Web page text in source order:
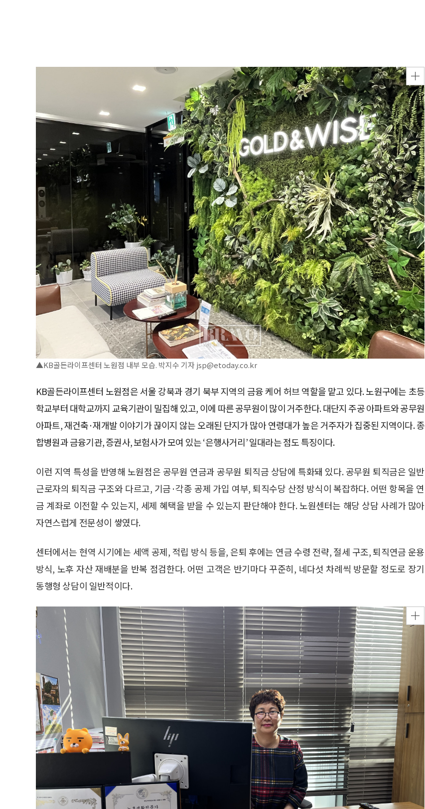
▲KB골든라이프센터 노원점 내부 모습. 박지수 기자 jsp@etoday.co.kr
KB골든라이프센터 노원점은 서울 강북과 경기 북부 지역의 금융 케어 허브 역할을 맡고 있다. 노원구에는 초등
학교부터 대학교까지 교육기관이 밀집해 있고, 이에 따른 공무원이 많이 거주한다. 대단지 주공 아파트와 공무원
아파트, 재건축·재개발 이야기가 끊이지 않는 오래된 단지가 많아 연령대가 높은 거주자가 집중된 지역이다. 종
합병원과 금융기관, 증권사, 보험사가 모여 있는 ‘은행사거리’ 일대라는 점도 특징이다.
이런 지역 특성을 반영해 노원점은 공무원 연금과 공무원 퇴직금 상담에 특화돼 있다. 공무원 퇴직금은 일반
근로자의 퇴직금 구조와 다르고, 기금·각종 공제 가입 여부, 퇴직수당 산정 방식이 복잡하다. 어떤 항목을 연
금 계좌로 이전할 수 있는지, 세제 혜택을 받을 수 있는지 판단해야 한다. 노원센터는 해당 상담 사례가 많아
자연스럽게 전문성이 쌓였다.
센터에서는 현역 시기에는 세액 공제, 적립 방식 등을, 은퇴 후에는 연금 수령 전략, 절세 구조, 퇴직연금 운용
방식, 노후 자산 재배분을 반복 점검한다. 어떤 고객은 반기마다 꾸준히, 네다섯 차례씩 방문할 정도로 장기
동행형 상담이 일반적이다.